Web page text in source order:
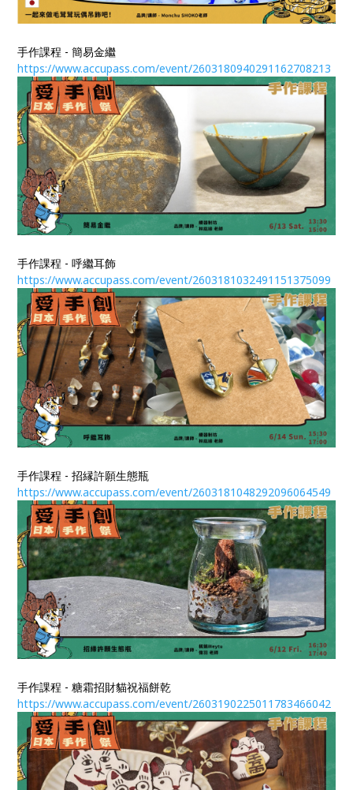
手作課程 - 簡易金繼
https://www.accupass.com/event/2603180940291162708213
手作課程 - 呼繼耳飾
https://www.accupass.com/event/2603181032491151375099
手作課程 - 招縁許願生態瓶
https://www.accupass.com/event/2603181048292096064549
手作課程 - 糖霜招財貓祝福餅乾
https://www.accupass.com/event/2603190225011783466042